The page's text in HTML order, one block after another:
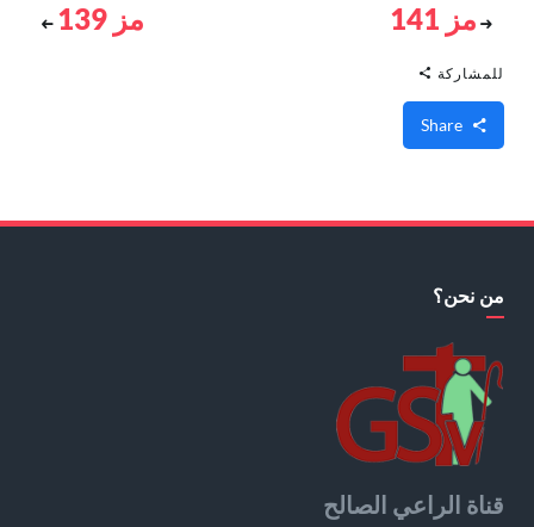
مز 141 مز 139
للمشاركة
من نحن؟
قناة الراعي الصالح